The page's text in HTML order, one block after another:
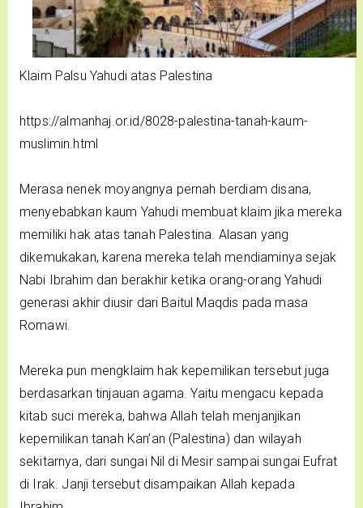
Klaim Palsu Yahudi atas Palestina
https://almanhaj.or.id/8028-palestina-tanah-kaum-
muslimin.html
Merasa nenek moyangnya pernah berdiam disana,
menyebabkan kaum Yahudi membuat klaim jika mereka
memiliki hak atas tanah Palestina. Alasan yang
dikemukakan, karena mereka telah mendiaminya sejak
Nabi Ibrahim dan berakhir ketika orang-orang Yahudi
generasi akhir diusir dari Baitul Maqdis pada masa
Romawi.
Mereka pun mengklaim hak kepemilikan tersebut juga
berdasarkan tinjauan agama. Yaitu mengacu kepada
kitab suci mereka, bahwa Allah telah menjanjikan
kepemilikan tanah Kan’an (Palestina) dan wilayah
sekitarnya, dari sungai Nil di Mesir sampai sungai Eufrat
di Irak. Janji tersebut disampaikan Allah kepada